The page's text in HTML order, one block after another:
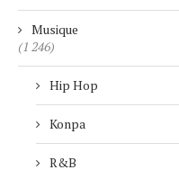
Musique
(1 246)
Hip Hop
Konpa
R&B